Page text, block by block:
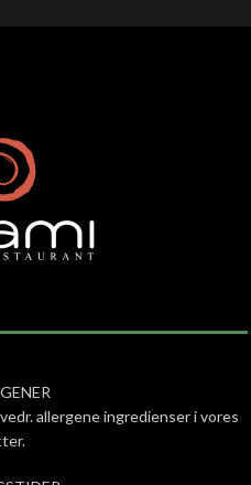
allergene ingredienser i vores